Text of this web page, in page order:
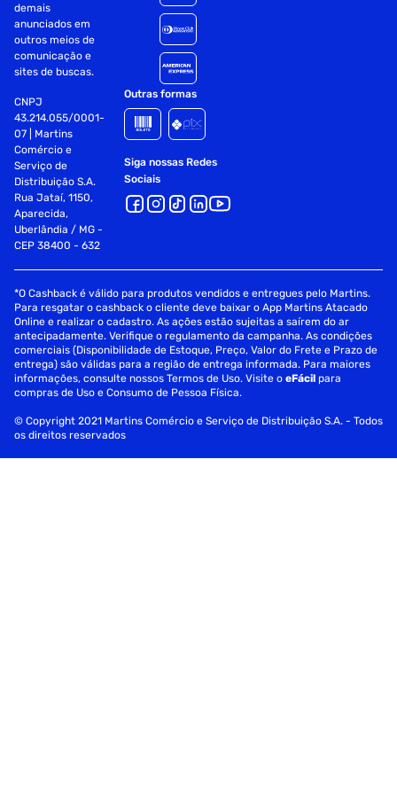
demais
anunciados em
outros meios de
comunicação e
sites de buscas.
CNPJ
43.214.055/0001-
07 | Martins
Comércio e
Serviço de
Distribuição S.A.
Rua Jataí, 1150,
Aparecida,
Uberlândia / MG -
CEP 38400 - 632
Outras formas
Siga nossas Redes
Sociais
*O Cashback é válido para produtos vendidos e entregues pelo Martins.
Para resgatar o cashback o cliente deve baixar o App Martins Atacado
Online e realizar o cadastro. As ações estão sujeitas a saírem do ar
antecipadamente. Verifique o regulamento da campanha. As condições
comerciais (Disponibilidade de Estoque, Preço, Valor do Frete e Prazo de
entrega) são válidas para a região de entrega informada. Para maiores
informações, consulte nossos Termos de Uso. Visite oeFácil para
compras de Uso e Consumo de Pessoa Física.
© Copyright 2021 Martins Comércio e Serviço de Distribuição S.A. - Todos
os direitos reservados